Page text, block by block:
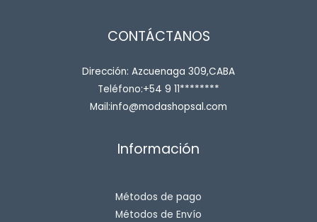
CONTÁCTANOS
Dirección: Azcuenaga 309,CABA
Teléfono:+54 9 11********
Mail:info@modashopsal.com
Información
Métodos de pago
Métodos de Envío